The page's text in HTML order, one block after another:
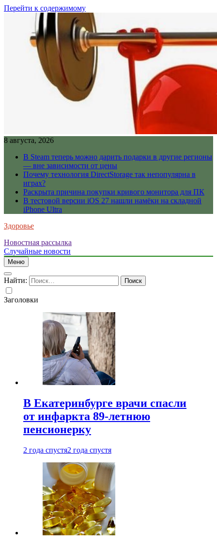
Перейти к содержимому
8 августа, 2026
В Steam теперь можно дарить подарки в другие регионы
— вне зависимости от цены
Почему технология DirectStorage так непопулярна в
играх?
Раскрыта причина покупки кривого монитора для ПК
В тестовой версии iOS 27 нашли намёки на складной
iPhone Ultra
Здоровье
Новостная рассылка
Случайные новости
Меню
Найти:
Заголовки
В Екатеринбурге врачи спасли
от инфаркта 89-летнюю
пенсионерку
2 года спустя2 года спустя